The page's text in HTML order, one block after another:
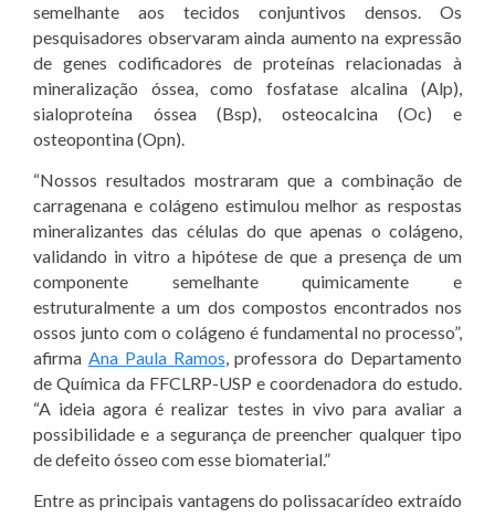
semelhante aos tecidos conjuntivos densos. Os
pesquisadores observaram ainda aumento na expressão
de genes codificadores de proteínas relacionadas à
mineralização óssea, como fosfatase alcalina (Alp),
sialoproteína óssea (Bsp), osteocalcina (Oc) e
osteopontina (Opn).
“Nossos resultados mostraram que a combinação de
carragenana e colágeno estimulou melhor as respostas
mineralizantes das células do que apenas o colágeno,
validando in vitro a hipótese de que a presença de um
componente semelhante quimicamente e
estruturalmente a um dos compostos encontrados nos
ossos junto com o colágeno é fundamental no processo”,
afirma Ana Paula Ramos, professora do Departamento
de Química da FFCLRP-USP e coordenadora do estudo.
“A ideia agora é realizar testes in vivo para avaliar a
possibilidade e a segurança de preencher qualquer tipo
de defeito ósseo com esse biomaterial.”
Entre as principais vantagens do polissacarídeo extraído